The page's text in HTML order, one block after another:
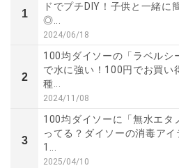
1
ドでプチDIY！子供と一緒に
◎...
2024/06/18
2
100均ダイソーの「ラベルシ
で水に強い！100円でお買い
種...
2024/11/08
3
100均ダイソーに「無水エタ
ってる？ダイソーの消毒ア
1...
2025/04/10